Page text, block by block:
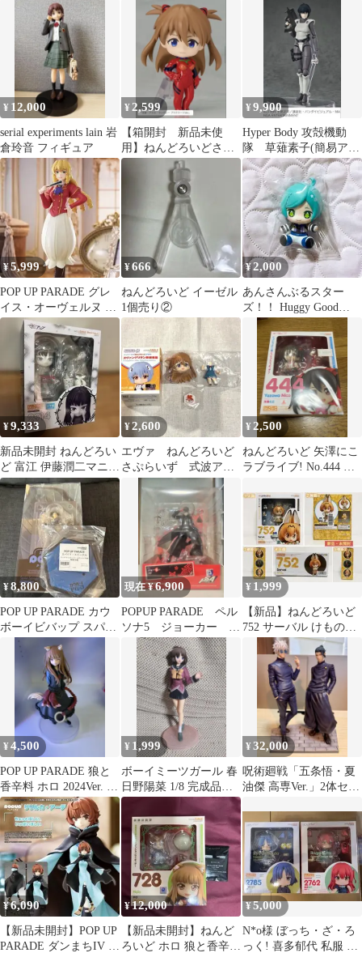
え浴衣 フィギュア ボデ
¥ 12,000
serial experiments lain 岩
倉玲音 フィギュア
¥ 2,599
【箱開封 新品未使
用】ねんどろいどさぷ
らいず ヱヴァンゲリヲ
ン パーツ付
¥9,900
Hyper Body 攻殻機動
隊 草薙素子(簡易アー
マードスーツ) フィギ
ュア
¥5,999
POP UP PARADE グレ
イス・オーヴェルヌ 悪
役令嬢転生おじさん
¥666
ねんどろいど イーゼル
1個売り②
¥2,000
あんさんぶるスター
ズ！！ Huggy Good
Smile 深海奏汰
¥9,333
新品未開封 ねんどろい
ど 富江 伊藤潤二マニア
ック 2914
¥2,600
エヴァ ねんどろいど
さぷらいず 式波アス
カラングレー 制服
¥2,500
ねんどろいど 矢澤にこ
ラブライブ! No.444 未
¥8,800
POP UP PARADE カウ
ボーイビバップ スパイ
ク・スピーゲル
現在 ¥6,900
POPUP PARADE ペル
ソナ5 ジョーカー フ
ィギュア ポッパレ
¥ 1,999
【新品】ねんどろいど
752 サーバル けものフ
レンズ★匿名配送
¥4,500
POP UP PARADE 狼と
香辛料 ホロ 2024Ver. フ
ィギュア 箱無
¥ 1,999
ボーイミーツガール 春
日野陽菜 1/8 完成品フ
ィギュア
¥32,000
呪術廻戦「五条悟・夏
油傑 高専Ver.」2体セッ
ンパニー）
¥6,090
【新品未開封】POP UP
PARADE ダンまちIV リ
¥12,000
【新品未開封】ねんど
ろいど ホロ 狼と香辛
¥5,000
N*o様 ぼっち・ざ・ろ
っく! 喜多郁代 私服 山